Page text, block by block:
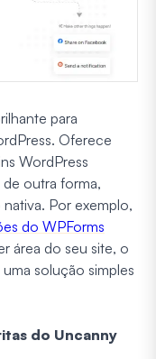
para
Oferece
WordPress
outra forma,
Por exemplo,
do WPForms
área do seu site, o
solução simples
do Uncanny